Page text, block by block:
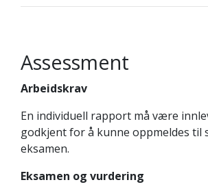
Assessment
Arbeidskrav
En individuell rapport må være
godkjent for å kunne oppmeldes til
eksamen.
Eksamen og vurdering